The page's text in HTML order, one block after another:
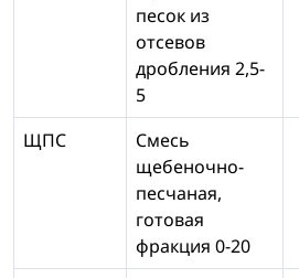
песок из
отсевов
дробления 2,5-
5
ЩПС
Смесь
щебеночно-
песчаная,
готовая
фракция 0-20